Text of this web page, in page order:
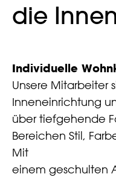
die
Individuelle
Unsere Mitarbeiter
Inneneinrichtung
über tiefgehende
Bereichen Stil,
Mit
einem geschulten